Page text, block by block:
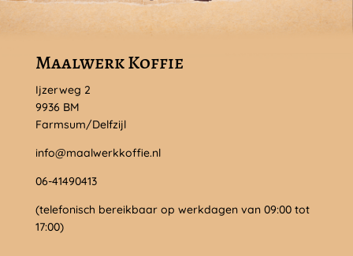
Maalwerk Koffie
Ijzerweg 2
9936 BM
Farmsum/Delfzijl
info@maalwerkkoffie.nl
06-41490413
(telefonisch bereikbaar op werkdagen van 09:00 tot
17:00)